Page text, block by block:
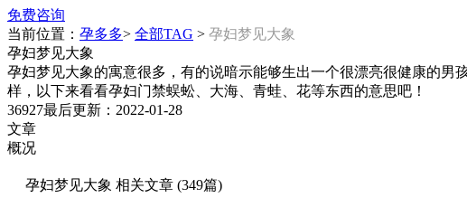
免费咨询
当前位置： 孕多多> 全部TAG > 孕妇梦见大象
孕妇梦见大象
孕妇梦见大象的寓意很多，有的说暗示能够生出一个很漂亮很健康的
样，以下来看看孕妇门禁蜈蚣、大海、青蛙、花等东西的意思吧！
36927最后更新：2022-01-28
文章
概况
孕妇梦见大象 相关文章 (349篇)